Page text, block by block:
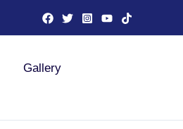
Gallery